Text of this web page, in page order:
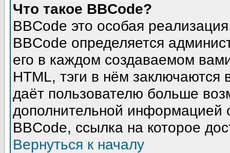
Что такое BBCode?
BBCode это особая
BBCode определяется
его в каждом создаваемом
HTML, тэги в нём заключаются
даёт пользователю больше
дополнительной информацией
BBCode, ссылка на которое
Вернуться к началу